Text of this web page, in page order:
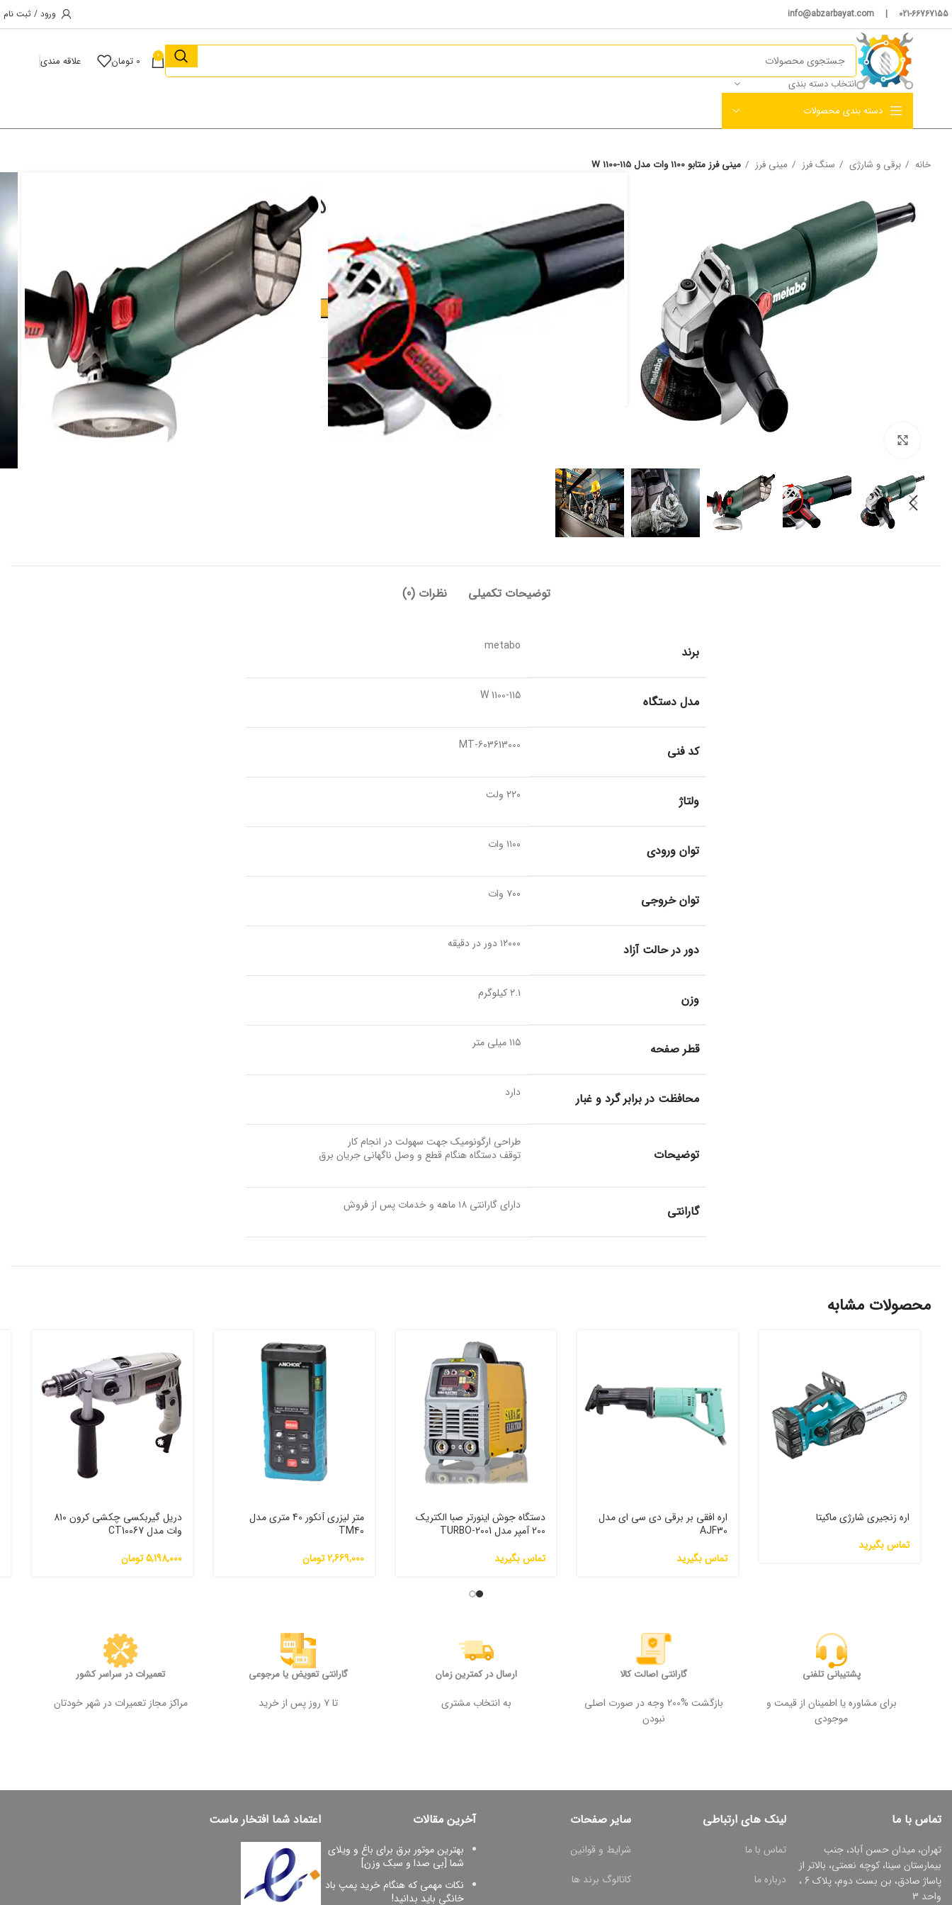
021-66767155 | info@abzarbayat.com ورود / ثبت نام
انتخاب دسته بندی
0
0 تومان علاقه مندی
دسته بندی محصولات
خانه برقی و شارژی سنگ فرز مینی فرز مینی فرز متابو 1100 وات مدل W 1100-115
مینی فرز متابو 1100 وات مدل W 1100-115
14,499,000 تومان
افزودن به سبد خرید
مینی فرز
توضیحات تکمیلی نظرات (0)
برند metabo
مدل دستگاه W 1100-115
کد فنی MT-603613000
ولتاژ ۲۲۰ ولت
توان ورودی ۱۱۰۰ وات
توان خروجی ۷۰۰ وات
دور در حالت آزاد ۱۲۰۰۰ دور در دقیقه
وزن ۲.۱ کیلوگرم
قطر صفحه ۱۱۵ میلی متر
محافظت در برابر گرد و غبار دارد
توضیحات
طراحی ارگونومیک جهت سهولت در انجام کار
توقف دستگاه هنگام قطع و وصل ناگهانی جریان برق
گارانتی دارای گارانتی ۱۸ ماهه و خدمات پس از فروش
محصولات مشابه
اره زنجیری شارژی ماکیتا
تماس بگیرید
اره افقی بر برقی دی سی ای مدل
AJF30
تماس بگیرید
دستگاه جوش اینورتر صبا الکتریک
200 آمپر مدل 2001-TURBO
تماس بگیرید
متر لیزری آنکور 40 متری مدل
TM40
2,669,000تومان
دریل گیربکسی چکشی کرون 810
وات مدل CT10067
5,198,000تومان
پشتیبانی تلفنی
برای مشاوره یا اطمینان از قیمت و
موجودی
گارانتی اصالت کالا
بازگشت %200 وجه در صورت اصلی
نبودن
ارسال در کمترین زمان
به انتخاب مشتری
گارانتی تعویض یا مرجوعی
تا ۷ روز پس از خرید
تعمیرات در سراسر کشور
مراکز مجاز تعمیرات در شهر خودتان
تماس با ما
تهران، میدان حسن آباد، جنب
بیمارستان سینا، کوچه نعمتی، بالاتر از
پاساژ صادق، بن بست دوم، پلاک 6 ،
واحد 3
لینک های ارتباطی
تماس با ما
درباره ما
سایر صفحات
شرایط و قوانین
کاتالوگ برند ها
آخرین مقالات
بهترین موتور برق برای باغ و ویلای
شما [بی صدا و سبک وزن]
نکات مهمی که هنگام خرید پمپ باد
خانگی باید بدانید!
اعتماد شما افتخار ماست